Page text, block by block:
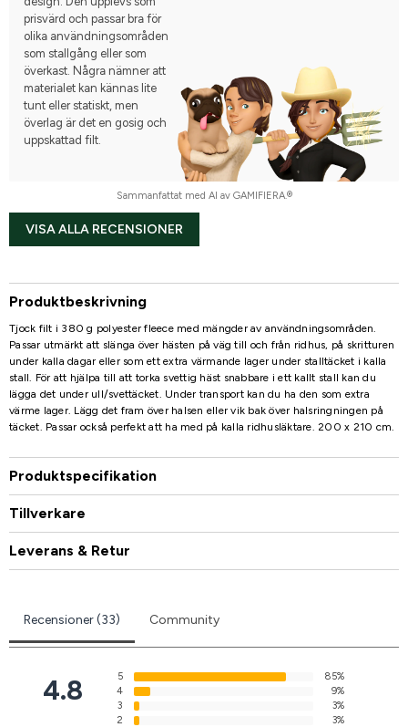
prisvärd och passar bra för
olika användningsområden
som stallgång eller som
överkast. Några nämner att
materialet kan kännas lite
tunt eller statiskt, men
överlag är det en gosig och
uppskattad filt.
Sammanfattat med AI av GAMIFIERA.®
VISA ALLA RECENSIONER
Produktbeskrivning
Tjock filt i 380 g polyester fleece med mängder av användningsområden.
Passar utmärkt att slänga över hästen på väg till och från ridhus, på skritturen
under kalla dagar eller som ett extra värmande lager under stalltäcket i kalla
stall. För att hjälpa till att torka svettig häst snabbare i ett kallt stall kan du
lägga det under ull/svettäcket. Under transport kan du ha den som extra
värme lager. Lägg det fram över halsen eller vik bak över halsringningen på
täcket. Passar också perfekt att ha med på kalla ridhusläktare. 200 x 210 cm.
Produktspecifikation
Tillverkare
Leverans & Retur
Recensioner (33) Community
4.8 5
85%
4
9%
3
3%
2
3%